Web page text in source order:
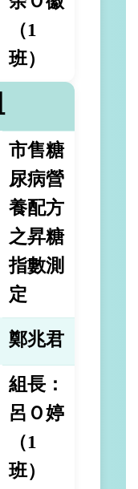
（1
班）
市售糖
尿病營
養配方
之昇糖
指數測
定
鄭兆君
組長：
呂Ｏ婷
（1
班）